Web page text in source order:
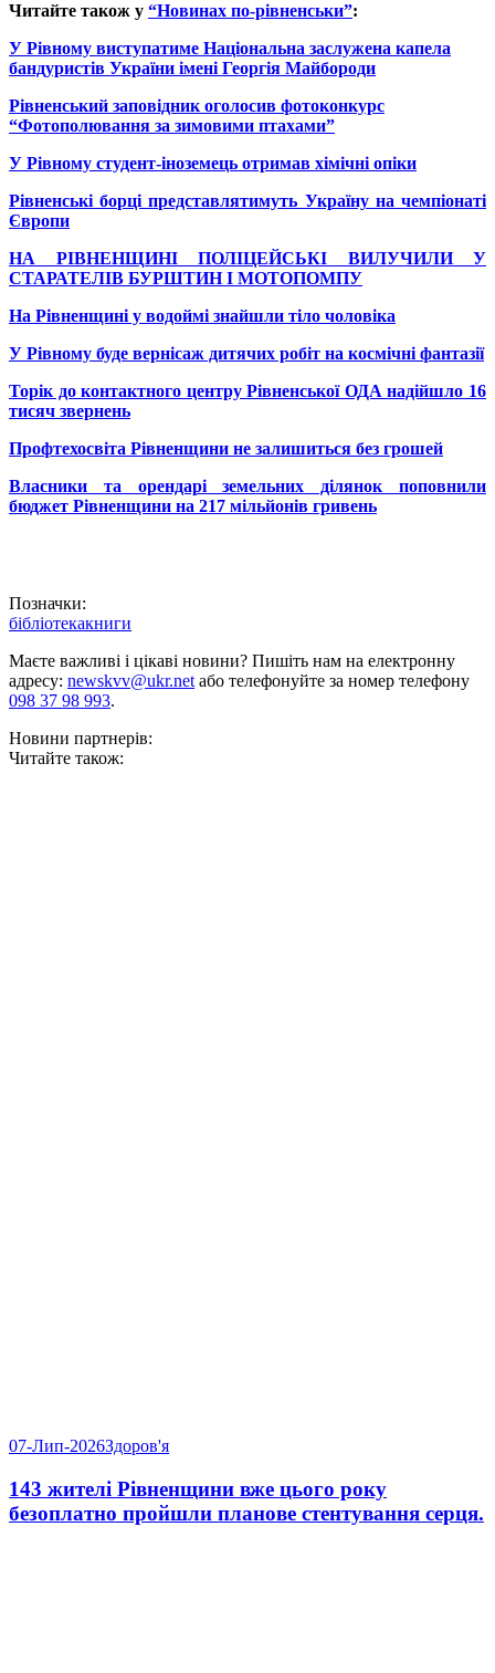
Читайте також у “Новинах по-рівненськи”:
У Рівному виступатиме Національна заслужена капела
бандуристів України імені Георгія Майбороди
Рівненський заповідник оголосив фотоконкурс
“Фотополювання за зимовими птахами”
У Рівному студент-іноземець отримав хімічні опіки
Рівненські борці представлятимуть Україну на чемпіонаті
Європи
НА РІВНЕНЩИНІ ПОЛІЦЕЙСЬКІ ВИЛУЧИЛИ У
СТАРАТЕЛІВ БУРШТИН І МОТОПОМПУ
На Рівненщині у водоймі знайшли тіло чоловіка
У Рівному буде вернісаж дитячих робіт на космічні фантазії
Торік до контактного центру Рівненської ОДА надійшло 16
тисяч звернень
Профтехосвіта Рівненщини не залишиться без грошей
Власники та орендарі земельних ділянок поповнили
бюджет Рівненщини на 217 мільйонів гривень
Позначки:
бібліотекакниги
Маєте важливі і цікаві новини? Пишіть нам на електронну
адресу: newskvv@ukr.netабо телефонуйте за номер телефону
098 37 98 993.
Новини партнерів:
Читайте також:
07-Лип-2026Здоров'я
143 жителі Рівненщини вже цього року
безоплатно пройшли планове стентування серця.